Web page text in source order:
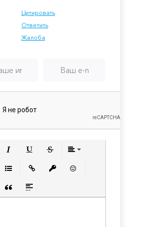
Цитировать
Ответить
Жалоба
скрытого текста
Вставка цитаты
Вставка спойлера